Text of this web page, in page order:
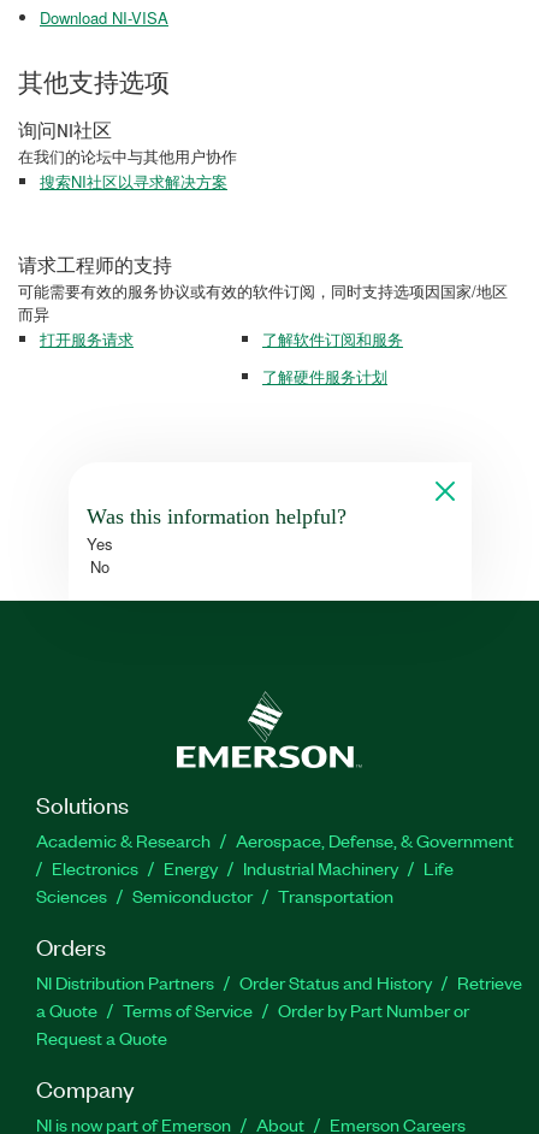
Download NI-VISA
其他支持选项
询问NI社区
在我们的论坛中与其他用户协作
搜索NI社区以寻求解决方案
请求工程师的支持
可能需要有效的服务协议或有效的软件订阅，同时支持选项因国家/地区
而异
打开服务请求
了解软件订阅和服务
了解硬件服务计划
Was this information helpful?
Yes
No
Solutions
Academic & Research
Aerospace, Defense, & Government
Electronics
Energy Industrial Machinery
Life
Sciences
Semiconductor Transportation
Orders
NI Distribution Partners Order Status and History
Retrieve
a Quote
Terms of Service
Order by Part Number or
Request a Quote
Company
NI is now part of Emerson About Emerson Careers